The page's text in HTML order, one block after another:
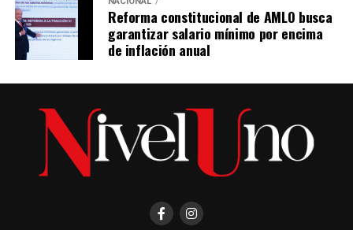
Reforma constitucional de AMLO busca
garantizar salario mínimo por encima
de inflación anual